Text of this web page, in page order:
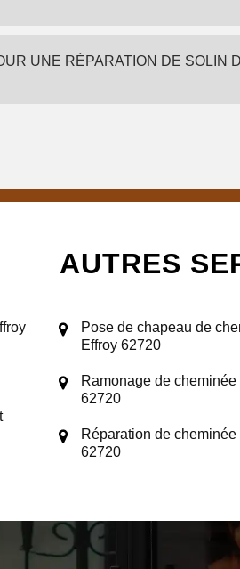
UNE RÉPARATION DE SOLIN
AUTRES
Pose de chapeau de
Effroy 62720
Ramonage de
62720
Réparation de
62720